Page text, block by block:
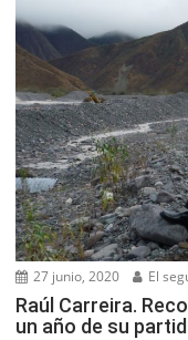
27 junio, 2020 El
Raúl Carreira.
un año de su